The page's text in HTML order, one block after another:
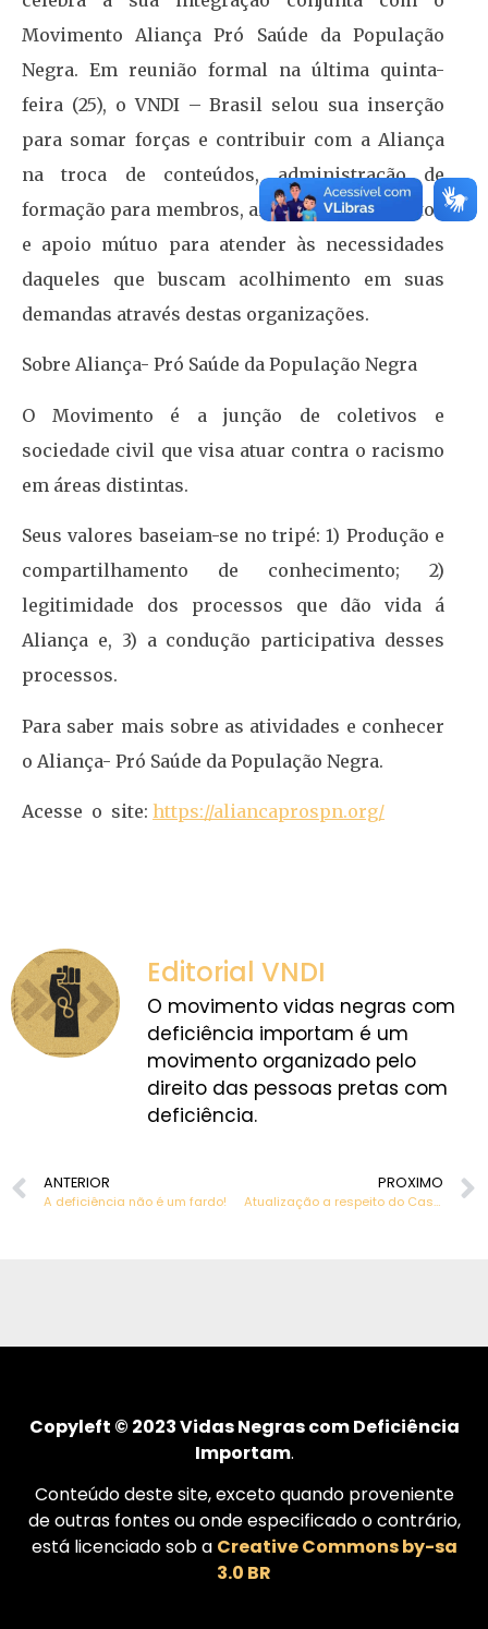
Movimento Aliança Pró Saúde da População
Negra. Em reunião formal na última quinta-
feira (25), o VNDI – Brasil selou sua inserção
para somar forças e contribuir com a Aliança
na troca de conteúdos, administração de
formação para membros, articulações para atos
e apoio mútuo para atender às necessidades
daqueles que buscam acolhimento em suas
demandas através destas organizações.
Sobre Aliança- Pró Saúde da População Negra
O Movimento é a junção de coletivos e
sociedade civil que visa atuar contra o racismo
em áreas distintas.
Seus valores baseiam-se no tripé: 1) Produção e
compartilhamento de conhecimento; 2)
legitimidade dos processos que dão vida á
Aliança e, 3) a condução participativa desses
processos.
Para saber mais sobre as atividades e conhecer
o Aliança- Pró Saúde da População Negra.
Acesse o site: https://aliancaprospn.org/
Editorial VNDI
O movimento vidas negras com
deficiência importam é um
movimento organizado pelo
direito das pessoas pretas com
deficiência.
ANTERIOR
A deficiência não é um fardo!
PROXIMO
Atualização a respeito do Caso Denis
Copyleft © 2023 Vidas Negras com Deficiência
Importam.
Conteúdo deste site, exceto quando proveniente
de outras fontes ou onde especificado o contrário,
está licenciado sob a Creative Commons by-sa
3.0 BR